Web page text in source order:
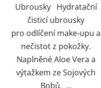
Ubrousky Hydratační
čisticí ubrousky
pro odlíčení make-upu a
nečistot z pokožky.
Naplněné Aloe Vera a
výtažkem ze Sojových
Bobů. ...